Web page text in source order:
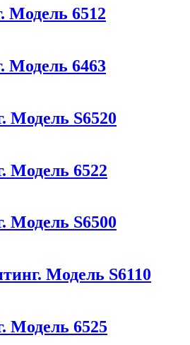
Модель 6512
Модель 6463
Модель S6520
Модель 6522
Модель S6500
Модель S6110
Модель 6525